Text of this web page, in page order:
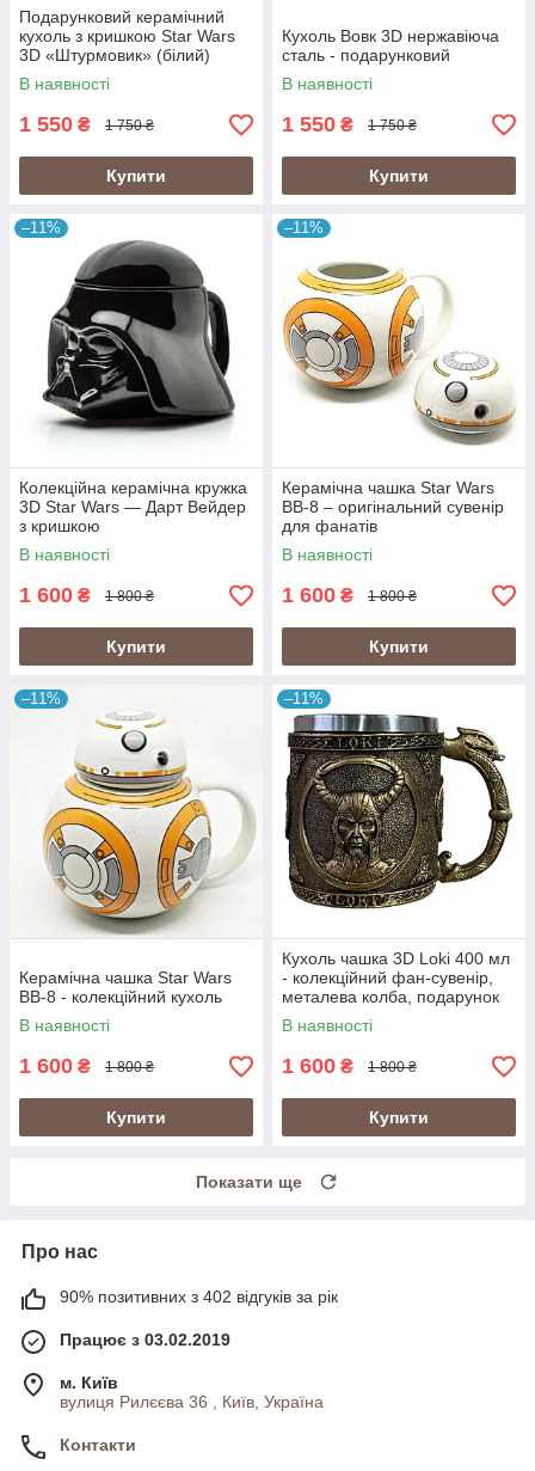
Подарунковий керамічний
кухоль з кришкою Star Wars
3D «Штурмовик» (білий)
В наявності
1 550 ₴ 1 750 ₴
Купити
Кухоль Вовк 3D нержавіюча
сталь - подарунковий
В наявності
1 550 ₴ 1 750 ₴
Купити
–11%
Колекційна керамічна кружка
3D Star Wars — Дарт Вейдер
з кришкою
В наявності
1 600 ₴ 1 800 ₴
Купити
–11%
Керамічна чашка Star Wars
BB-8 – оригінальний сувенір
для фанатів
В наявності
1 600 ₴ 1 800 ₴
Купити
–11%
Керамічна чашка Star Wars
BB-8 - колекційний кухоль
В наявності
1 600 ₴ 1 800 ₴
Купити
–11%
Кухоль чашка 3D Loki 400 мл
- колекційний фан-сувенір,
металева колба, подарунок
фанату
В наявності
1 600 ₴ 1 800 ₴
Купити
Показати ще
Про нас
90% позитивних з 402 відгуків за рік
Працює з 03.02.2019
м. Київ
вулиця Рилєєва 36 , Київ, Україна
Контакти